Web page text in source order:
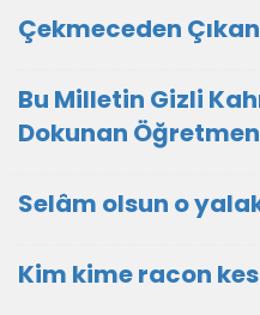
Çekmeceden
Bu Milletin Gizli
Dokunan
Selâm olsun o
Kim kime racon